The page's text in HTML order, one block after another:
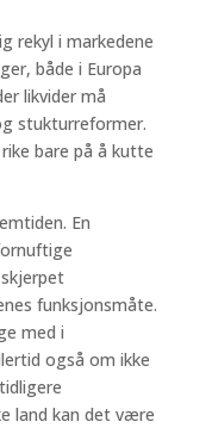
rekyl i markedene
både i Europa
likvider må
stukturreformer.
bare på å kutte
En
funksjonsmåte.
med i
også om ikke
land kan det være